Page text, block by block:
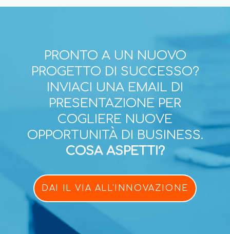
PRONTO A UN NUOVO
PROGETTO DI SUCCESSO?
INVIACI UNA EMAIL DI
PRESENTAZIONE PER
COGLIERE NUOVE
OPPORTUNITÀ DI BUSINESS.
COSA ASPETTI?
DAI IL VIA ALL'INNOVAZIONE